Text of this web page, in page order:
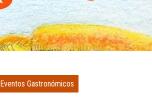
Eventos Gastronómicos